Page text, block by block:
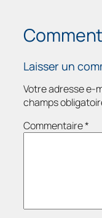
Laisser un
Votre adresse e-
champs
Commentaire*